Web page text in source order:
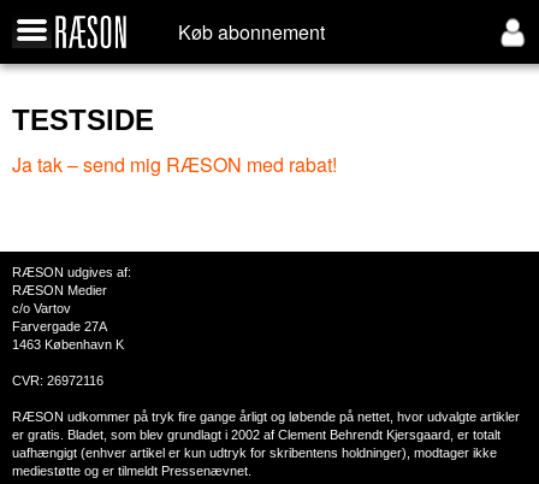
Køb abonnement
TESTSIDE
Ja tak – send mig RÆSON med rabat!
RÆSON udgives af:
RÆSON Medier
c/o Vartov
Farvergade 27A
1463 København K
CVR: 26972116
RÆSON udkommer på tryk fire gange årligt og løbende på nettet, hvor udvalgte artikler
er gratis. Bladet, som blev grundlagt i 2002 af Clement Behrendt Kjersgaard, er totalt
uafhængigt (enhver artikel er kun udtryk for skribentens holdninger), modtager ikke
mediestøtte og er tilmeldt Pressenævnet.